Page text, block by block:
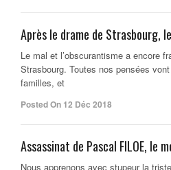
Après le drame de Strasbourg,
Le mal et l’obscurantisme a encore
Strasbourg. Toutes nos pensées
familles, et
Posted On 12 Déc 2018
Assassinat de Pascal FILOE, le
Nous apprenons avec stupeur la